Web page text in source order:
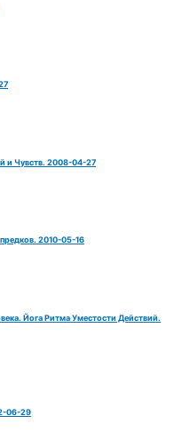
и Чувств. 2008-04-27
2010-05-16
Йога Ритма Уместости Действий.
06-29